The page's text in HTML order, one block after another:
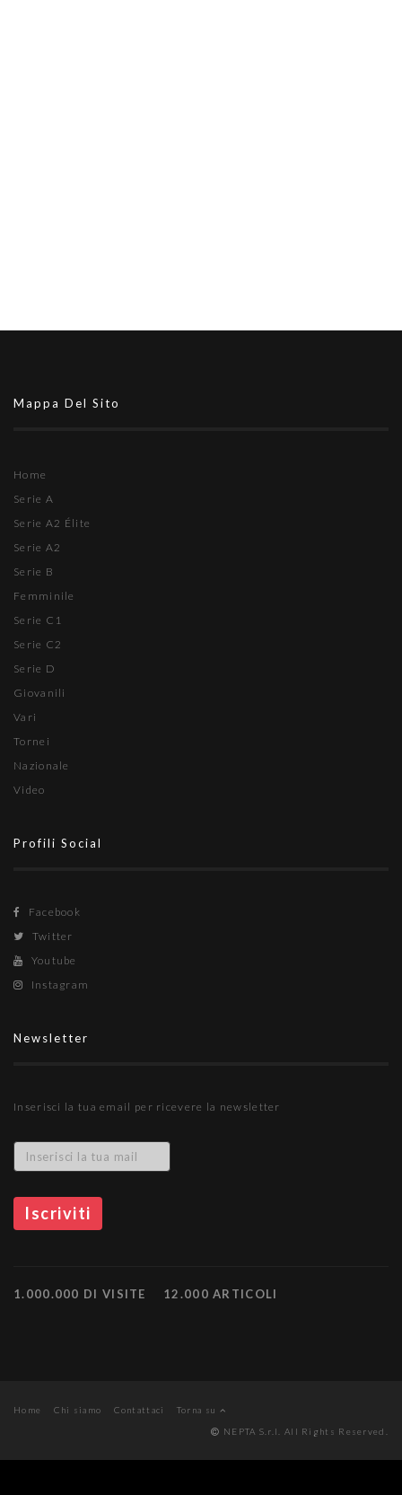
Mappa Del Sito
Home
Serie A
Serie A2 Élite
Serie A2
Serie B
Femminile
Serie C1
Serie C2
Serie D
Giovanili
Vari
Tornei
Nazionale
Video
Profili Social
Facebook
Twitter
Youtube
Instagram
Newsletter
Inserisci la tua email per ricevere la newsletter
1.000.000 DI VISITE 12.000 ARTICOLI
Home Chi siamo Contattaci
Torna su
NEPTA S.r.l. All Rights Reserved.